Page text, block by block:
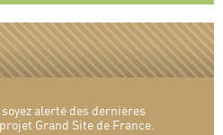
alerté des dernières
Grand Site de France.